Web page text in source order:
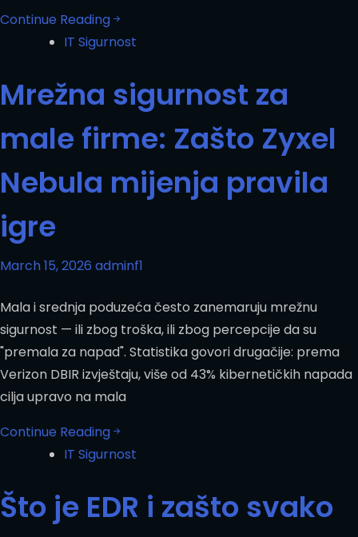
Continue Reading
IT Sigurnost
Mrežna sigurnost za
male firme: Zašto Zyxel
Nebula mijenja pravila
igre
March 15, 2026 adminf1
Mala i srednja poduzeća često zanemaruju mrežnu
sigurnost — ili zbog troška, ili zbog percepcije da su
"premala za napad". Statistika govori drugačije: prema
Verizon DBIR izvještaju, više od 43% kibernetičkih napada
cilja upravo na mala
Continue Reading
IT Sigurnost
Što je EDR i zašto svako